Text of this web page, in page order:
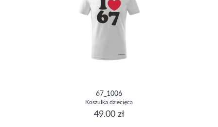
67_1006
Koszulka dziecięca
49.00 zł